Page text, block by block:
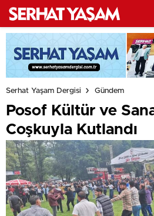
Serhat Yaşam Dergisi Gündem
Posof Kültür ve
Coşkuyla Kutlandı